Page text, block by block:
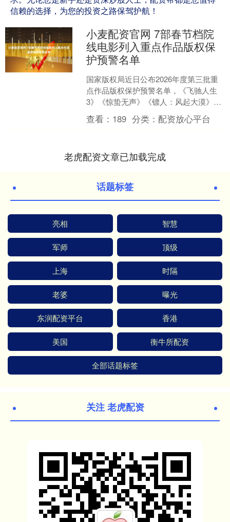
信赖的选择，为您的投资之路保驾护航！
小麦配资官网 7部春节档院
线电影列入重点作品版权保
护预警名单
国家版权局近日公布2026年度第三批重
点作品版权保护预警名单，《飞驰人生
3》《惊蛰无声》《镖人：风起大漠》
《熊猫计划之部落奇遇记》《星河入
梦》《熊出没·年年有熊....
查看： 189 分类：配资放心平台
老虎配资文章已加载完成
话题标签
亮相 智慧
军师 顶级
上海 时隔
老婆 曝光
东润配资平台 香港
美国 衡牛所配资
全部话题标签
关注 老虎配资